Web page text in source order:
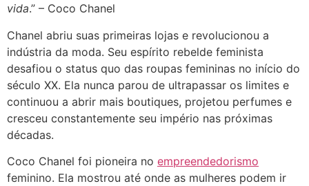
vida.” – Coco Chanel
Chanel abriu suas primeiras lojas e revolucionou a
indústria da moda. Seu espírito rebelde feminista
desafiou o status quo das roupas femininas no início do
século XX. Ela nunca parou de ultrapassar os limites e
continuou a abrir mais boutiques, projetou perfumes e
cresceu constantemente seu império nas próximas
décadas.
Coco Chanel foi pioneira no empreendedorismo
feminino. Ela mostrou até onde as mulheres podem ir